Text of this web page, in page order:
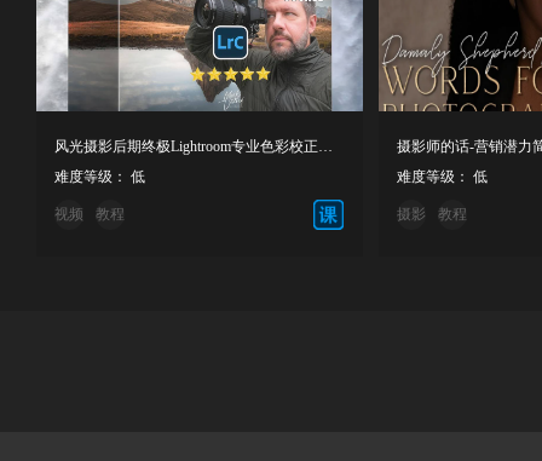
难度等级： 低
视频 教程
摄影师的话-营销潜力
难度等级： 低
摄影 教程